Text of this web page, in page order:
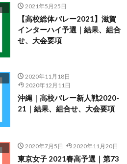
2021年5月25日
【高校総体バレー2021】滋賀
インターハイ予選｜結果、組合
せ、大会要項
2020年11月18日
2020年12月11日
沖縄｜高校バレー新人戦2020-
21｜結果、組合せ、大会要項
2020年7月5日 2020年11月20日
東京女子 2021春高予選｜第73